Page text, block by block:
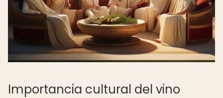
Importancia cultural del vino